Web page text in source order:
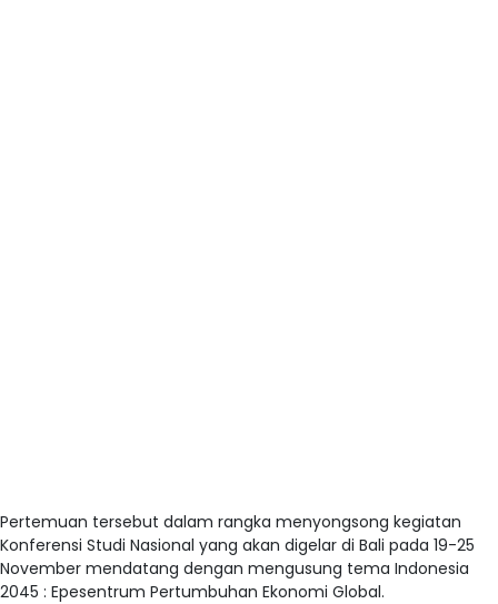
Pertemuan tersebut dalam rangka menyongsong kegiatan
Konferensi Studi Nasional yang akan digelar di Bali pada 19-25
November mendatang dengan mengusung tema Indonesia
2045 : Epesentrum Pertumbuhan Ekonomi Global.